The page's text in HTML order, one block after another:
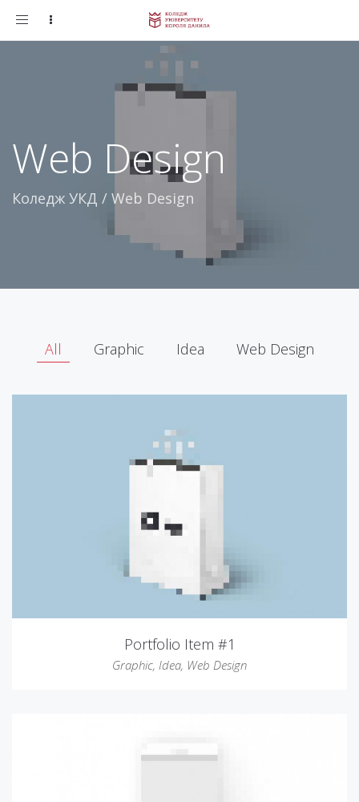
Toggle
Web Design
Коледж УКД / Web Design
All Graphic Idea Web Design
Portfolio Item #1
Graphic, Idea, Web Design